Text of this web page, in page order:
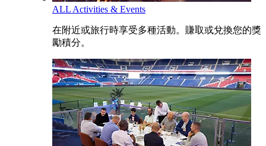
ALL Activities & Events
在附近或旅行時享受多種活動。賺取或兌換您的獎
勵積分。